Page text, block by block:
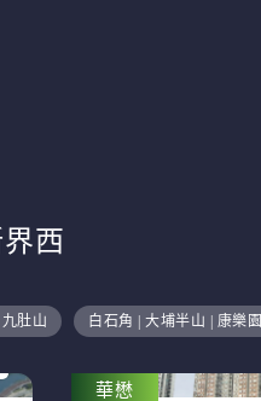
西
肚山 白石角 | 大埔半山 | 康樂園
華懋